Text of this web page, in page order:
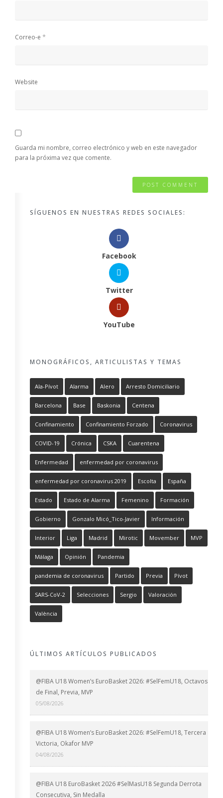
Correo-e *
Website
Guarda mi nombre, correo electrónico y web en este navegador
para la próxima vez que comente.
SÍGUENOS EN NUESTRAS REDES SOCIALES:
Facebook
Twitter
YouTube
MONOGRÁFICOS, ARTICULISTAS Y TEMAS
Ala-Pívot Alarma Alero Arresto Domiciliario
Barcelona Base Baskonia Centena
Confinamiento Confinamiento Forzado Coronavirus
COVID-19 Crónica CSKA Cuarentena
Enfermedad enfermedad por coronavirus
enfermedad por coronavirus 2019 Escolta España
Estado Estado de Alarma Femenino Formación
Gobierno Gonzalo Micó_Tico-Javier Información
Interior Liga Madrid Mirotic Movember MVP
Málaga Opinión Pandemia
pandemia de coronavirus Partido Previa Pívot
SARS-CoV-2 Selecciones Sergio Valoración
València
ÚLTIMOS ARTÍCULOS PUBLICADOS
@FIBA U18 Women’s EuroBasket 2026: #SelFemU18, Octavos
de Final, Previa, MVP
05/08/2026
@FIBA U18 Women’s EuroBasket 2026: #SelFemU18, Tercera
Victoria, Okafor MVP
04/08/2026
@FIBA U18 EuroBasket 2026 #SelMasU18 Segunda Derrota
Consecutiva, Sin Medalla